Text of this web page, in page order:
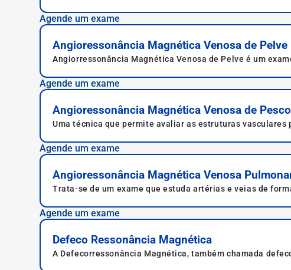
Agende um exame
Angioressonância Magnética Venosa de Pelve
Angiorressonância Magnética Venosa de Pelve é um
Agende um exame
Angioressonância Magnética Venosa de
Uma técnica que permite avaliar as estruturas
Agende um exame
Angioressonância Magnética Venosa
Trata-se de um exame que estuda artérias e veias de
Agende um exame
Defeco Ressonância Magnética
A Defecorressonância Magnética, também chamada